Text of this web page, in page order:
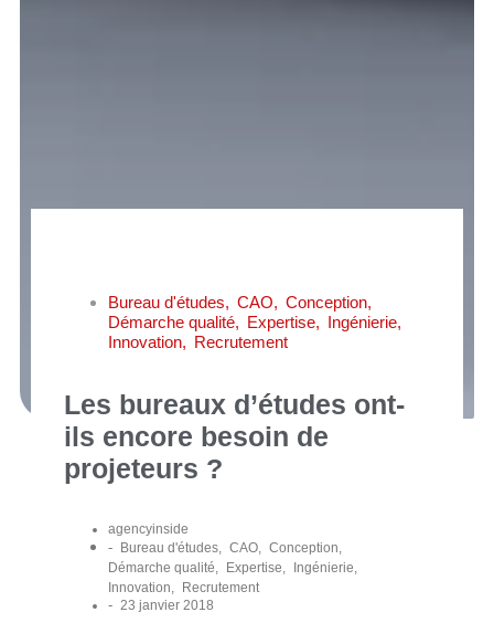
Bureau d'études, CAO, Conception,
Démarche qualité, Expertise, Ingénierie,
Innovation, Recrutement
Les bureaux d’études ont-
ils encore besoin de
projeteurs ?
agencyinside
- Bureau d'études CAO Conception
Démarche qualité
Expertise Ingénierie
Innovation
Recrutement
- 23 janvier 2018